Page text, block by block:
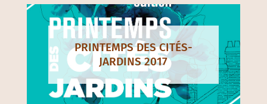
PRINTEMPS DES CITÉS-
JARDINS 2017